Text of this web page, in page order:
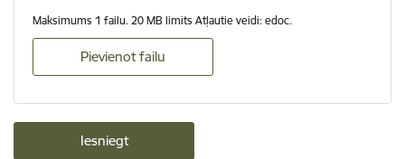
Maksimums 1 failu. 20 MB limits Atļautie veidi: edoc.
Pievienot failu